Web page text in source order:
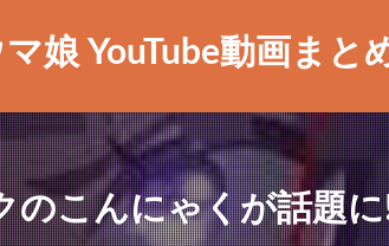
マ娘 YouTube動画まと
のこんにゃくが話題に